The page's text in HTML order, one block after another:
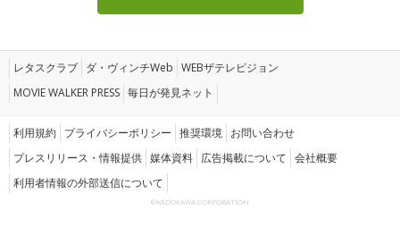
レタスクラブ ダ・ヴィンチWeb WEBザテレビジョン
MOVIE WALKER PRESS 毎日が発見ネット
利用規約 プライバシーポリシー 推奨環境 お問い合わせ
プレスリリース・情報提供 媒体資料 広告掲載について 会社概要
利用者情報の外部送信について
©KADOKAWA CORPORATION